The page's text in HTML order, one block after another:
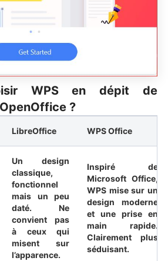
WPS en dépit de
?
LibreOffice WPS Office
Un design
classique,
fonctionnel
mais un peu
daté. Ne
convient pas
à ceux qui
misent sur
l’apparence.
Inspiré de
Microsoft Office,
WPS mise sur un
design moderne
et une prise en
main rapide.
Clairement plus
séduisant.